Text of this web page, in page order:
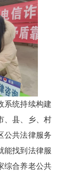
统持续构建
、县、乡、村
公共法律服务
能找到法律服
综合养老公共